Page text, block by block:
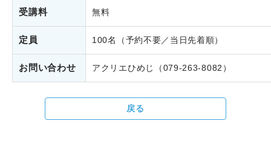
受講料 無料
定員 100名（予約不要／当日先着順）
お問い合わせ アクリエひめじ（079-263-8082）
戻る